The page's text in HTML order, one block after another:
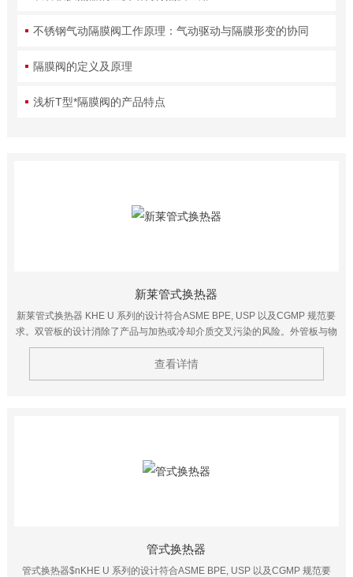
不锈钢气动隔膜阀工作原理：气动驱动与隔膜形变的协同
隔膜阀的定义及原理
浅析T型*隔膜阀的产品特点
新莱管式换热器
新莱管式换热器 KHE U 系列的设计符合ASME BPE, USP 以及CGMP 规范要
求。双管板的设计消除了产品与加热或冷却介质交叉污染的风险。外管板与物
料接触，内管板与加热或冷却介质接触，当内管板或外管板发生泄露时，
查看详情
管式换热器
管式换热器$nKHE U 系列的设计符合ASME BPE, USP 以及CGMP 规范要